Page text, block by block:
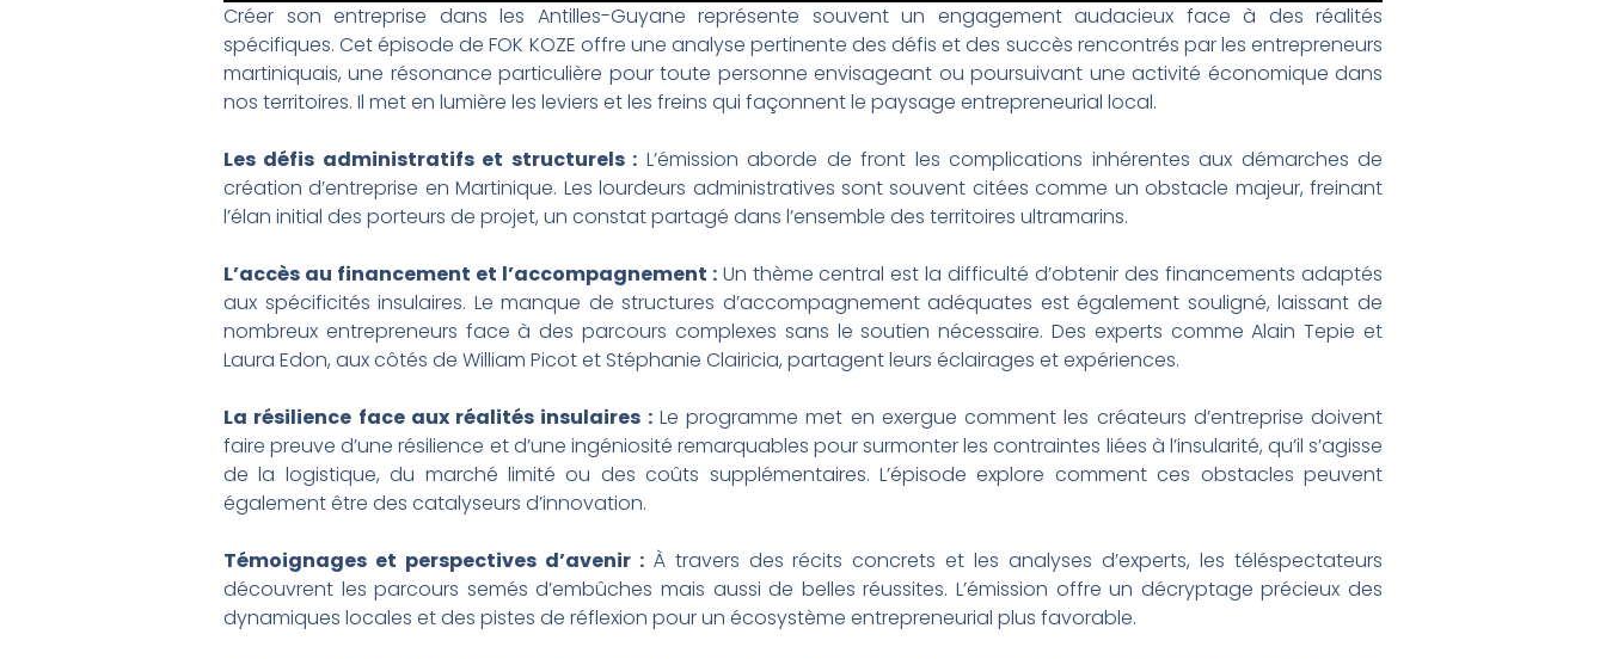
Créer son entreprise dans les Antilles-Guyane représente souvent un engagement audacieux face à des réalités
spécifiques. Cet épisode de FOK KOZE offre une analyse pertinente des défis et des succès rencontrés par les entrepreneurs
martiniquais, une résonance particulière pour toute personne envisageant ou poursuivant une activité économique dans
nos territoires. Il met en lumière les leviers et les freins qui façonnent le paysage entrepreneurial local.
Les défis administratifs et structurels : L’émission aborde de front les complications inhérentes aux démarches de
création d’entreprise en Martinique. Les lourdeurs administratives sont souvent citées comme un obstacle majeur, freinant
l’élan initial des porteurs de projet, un constat partagé dans l’ensemble des territoires ultramarins.
L’accès au financement et l’accompagnement :Un thème central est la difficulté d’obtenir des financements adaptés
aux spécificités insulaires. Le manque de structures d’accompagnement adéquates est également souligné, laissant de
nombreux entrepreneurs face à des parcours complexes sans le soutien nécessaire. Des experts comme Alain Tepie et
Laura Edon, aux côtés de William Picot et Stéphanie Clairicia, partagent leurs éclairages et expériences.
La résilience face aux réalités insulaires :Le programme met en exergue comment les créateurs d’entreprise doivent
faire preuve d’une résilience et d’une ingéniosité remarquables pour surmonter les contraintes liées à l’insularité, qu’il s’agisse
de la logistique, du marché limité ou des coûts supplémentaires. L’épisode explore comment ces obstacles peuvent
également être des catalyseurs d’innovation.
Témoignages et perspectives d’avenir :À travers des récits concrets et les analyses d’experts, les téléspectateurs
découvrent les parcours semés d’embûches mais aussi de belles réussites. L’émission offre un décryptage précieux des
dynamiques locales et des pistes de réflexion pour un écosystème entrepreneurial plus favorable.